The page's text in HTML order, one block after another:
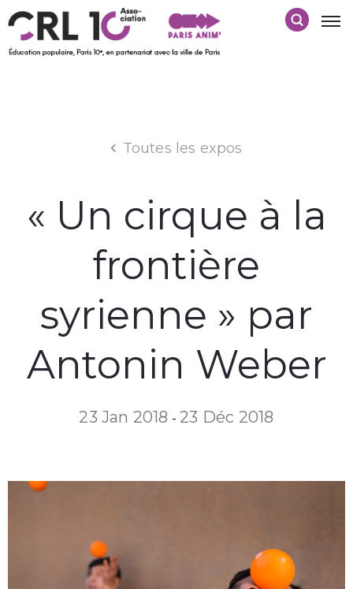
Toutes les expos
« Un cirque à la
frontière
syrienne » par
Antonin Weber
23 Jan 2018 - 23 Déc 2018